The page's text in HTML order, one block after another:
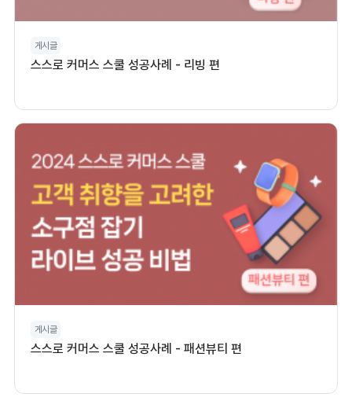
게시글
스스로 커머스 스쿨 성공사례 - 리빙 편
게시글
스스로 커머스 스쿨 성공사례 - 패션뷰티 편